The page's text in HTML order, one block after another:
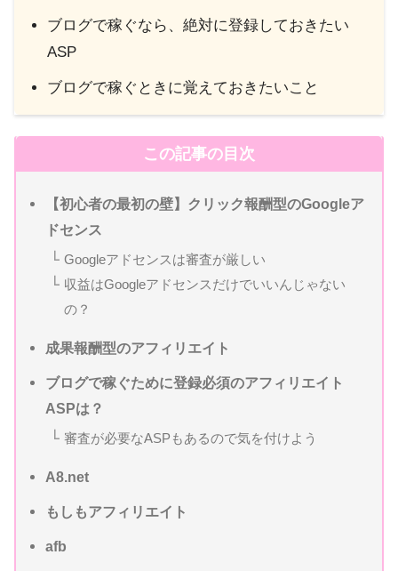
ブログで稼ぐなら、絶対に登録しておきたい
ASP
ブログで稼ぐときに覚えておきたいこと
この記事の目次
【初心者の最初の壁】クリック報酬型のGoogleア
ドセンス
Googleアドセンスは審査が厳しい
収益はGoogleアドセンスだけでいいんじゃない
の？
成果報酬型のアフィリエイト
ブログで稼ぐために登録必須のアフィリエイト
ASPは？
審査が必要なASPもあるので気を付けよう
A8.net
もしもアフィリエイト
afb